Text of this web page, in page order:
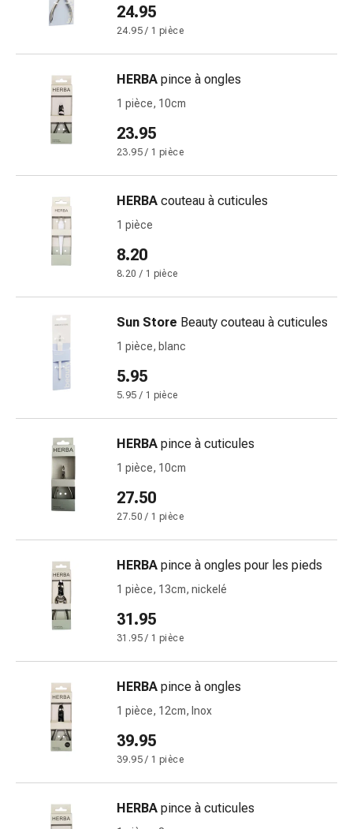
accessoires
filets
tubulaires
Matériel
Brûlures
coups
soleil
Sets
de
rechange
Pommades
désinfection
Pansement
spray
cutanées
adhésives
et
colle
Pommade
vésicante
Tampons
et
oreilles
oreilles
Douleurs
auriculaires
Gouttes
24.95
24.95 / 1 pièce
HERBA pince à ongles
1 pièce, 10cm
23.95
23.95 / 1 pièce
HERBA couteau à cuticules
1 pièce
8.20
8.20 / 1 pièce
Sun Store Beauty couteau à cuticules
1 pièce, blanc
5.95
5.95 / 1 pièce
HERBA pince à cuticules
1 pièce, 10cm
27.50
27.50 / 1 pièce
HERBA pince à ongles pour les pieds
1 pièce, 13cm, nickelé
31.95
31.95 / 1 pièce
HERBA pince à ongles
1 pièce, 12cm, Inox
39.95
39.95 / 1 pièce
HERBA pince à cuticules